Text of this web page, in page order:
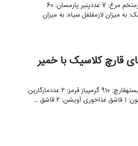
مواد لازم:اسفناج: 1 کیلوگرمتخم مرغ: 7 عددپنیر پارمسان: 60
6 عددنمک: به میزان لازمفلفل سیاه: به میزان
قارچ کلاسیک با خمیر
مواد لازم:خمیر فیلو: 1/2 بستهقارچ: 910 گرمپیاز قرمز: 2 عددمارگارین: